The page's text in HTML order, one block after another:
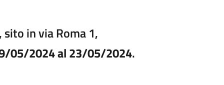
sito in via Roma 1,
05/2024 al 23/05/2024.